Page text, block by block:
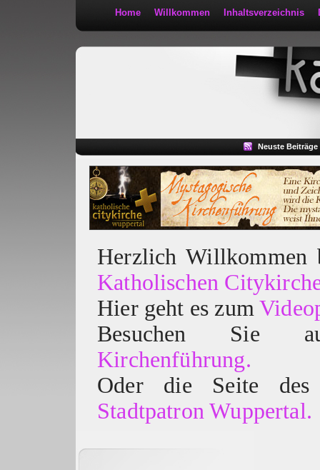
Home Willkommen Inhaltsverzeichnis
Neuste Beiträge
Herzlich
Katholischen
Hier geht es zum
Besuchen
Kirchenführung.
Oder die Seite des
Stadtpatron Wuppertal.